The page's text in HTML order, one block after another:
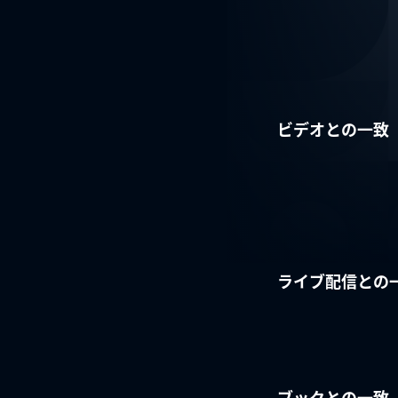
ビデオとの一致
ライブ配信との